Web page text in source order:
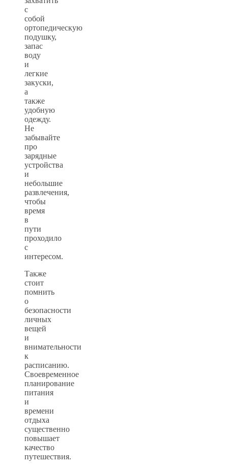
с
собой
ортопедическую
подушку,
запас
воду
и
легкие
закуски,
а
также
удобную
одежду.
Не
забывайте
про
зарядные
устройства
и
небольшие
развлечения,
чтобы
время
в
пути
проходило
с
интересом.
Также
стоит
помнить
о
безопасности
личных
вещей
и
внимательности
к
расписанию.
Своевременное
планирование
питания
и
времени
отдыха
существенно
повышает
качество
путешествия.